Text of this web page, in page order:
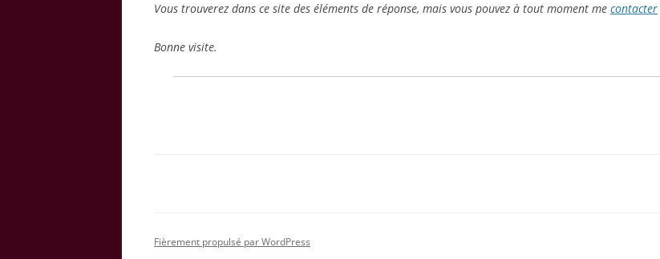
Vous trouverez dans ce site des éléments de réponse, mais vous pouvez à tout moment me contacter
Bonne visite.
Fièrement propulsé par WordPress